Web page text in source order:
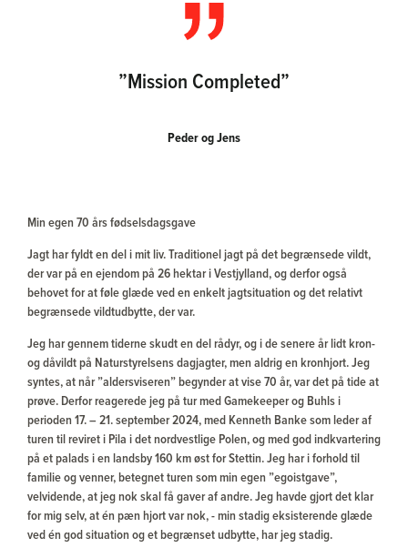
”Mission Completed”
Peder og Jens
Min egen 70 års fødselsdagsgave
Jagt har fyldt en del i mit liv. Traditionel jagt på det begrænsede vildt,
der var på en ejendom på 26 hektar i Vestjylland, og derfor også
behovet for at føle glæde ved en enkelt jagtsituation og det relativt
begrænsede vildtudbytte, der var.
Jeg har gennem tiderne skudt en del rådyr, og i de senere år lidt kron-
og dåvildt på Naturstyrelsens dagjagter, men aldrig en kronhjort. Jeg
syntes, at når ”aldersviseren” begynder at vise 70 år, var det på tide at
prøve. Derfor reagerede jeg på tur med Gamekeeper og Buhls i
perioden 17. – 21. september 2024, med Kenneth Banke som leder af
turen til reviret i Pila i det nordvestlige Polen, og med god indkvartering
på et palads i en landsby 160 km øst for Stettin. Jeg har i forhold til
familie og venner, betegnet turen som min egen ”egoistgave”,
velvidende, at jeg nok skal få gaver af andre. Jeg havde gjort det klar
for mig selv, at én pæn hjort var nok, - min stadig eksisterende glæde
ved én god situation og et begrænset udbytte, har jeg stadig.